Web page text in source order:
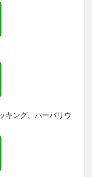
キング、ハーバリウ